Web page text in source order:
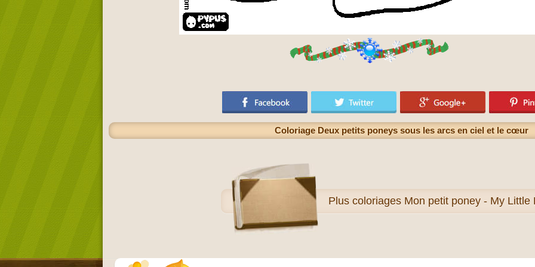
Coloriage Deux petits poneys sous les arcs en ciel et le cœur
Plus coloriages Mon petit poney - My Little